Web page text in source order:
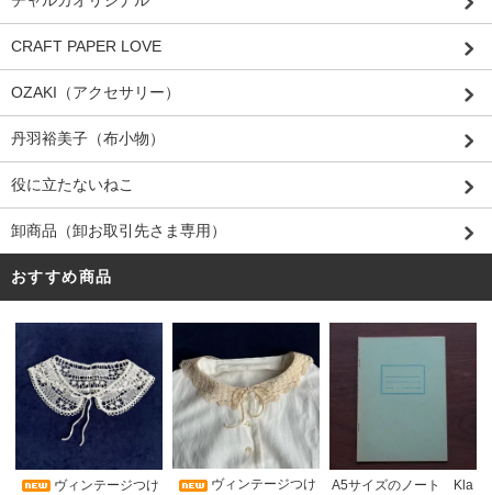
CRAFT PAPER LOVE
OZAKI（アクセサリー）
丹羽裕美子（布小物）
役に立たないねこ
卸商品（卸お取引先さま専用）
おすすめ商品
ヴィンテージつけ
ヴィンテージつけ
A5サイズのノート Kla